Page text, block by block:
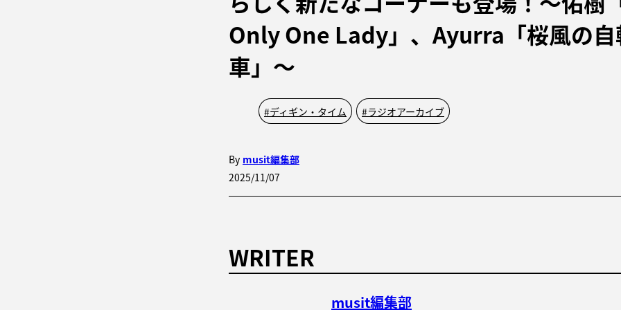
Only One Lady」、Ayurra「桜風の自
車」〜
#ディギン・タイム #ラジオアーカイブ
By musit編集部
2025/11/07
WRITER
musit編集部